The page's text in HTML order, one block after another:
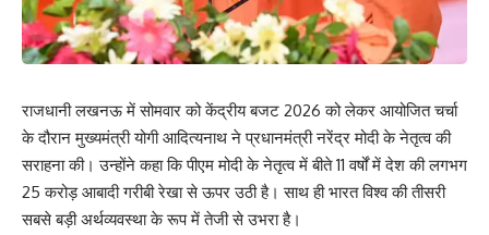
राजधानी लखनऊ में सोमवार को केंद्रीय बजट 2026 को लेकर आयोजित चर्चा
के दौरान मुख्यमंत्री योगी आदित्यनाथ ने प्रधानमंत्री नरेंद्र मोदी के नेतृत्व की
सराहना की। उन्होंने कहा कि पीएम मोदी के नेतृत्व में बीते 11 वर्षों में देश की लगभग
25 करोड़ आबादी गरीबी रेखा से ऊपर उठी है। साथ ही भारत विश्व की तीसरी
सबसे बड़ी अर्थव्यवस्था के रूप में तेजी से उभरा है।